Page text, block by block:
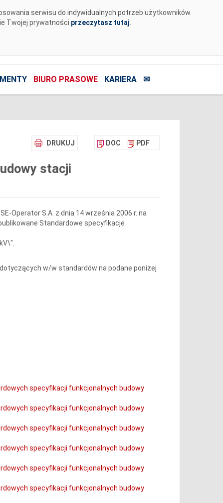
serwisu do indywidualnych potrzeb użytkowników.
Twojej prywatności przeczytasz tutaj
BIURO PRASOWE KARIERA ✉
DRUKUJ DOC PDF
stacji
Operator S.A. z dnia 14 września 2006 r. na
Standardowe specyfikacje
w/w standardów na podane poniżej
specyfikacji funkcjonalnych budowy
specyfikacji funkcjonalnych budowy
specyfikacji funkcjonalnych budowy
specyfikacji funkcjonalnych budowy
specyfikacji funkcjonalnych budowy
specyfikacji funkcjonalnych budowy